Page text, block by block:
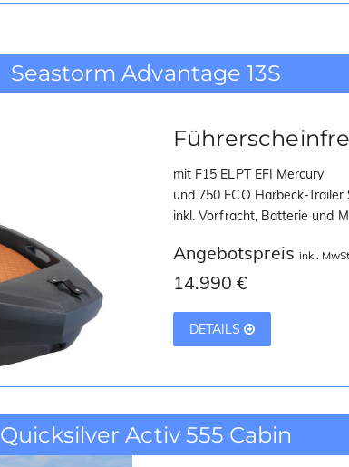
Seastorm Advantage 13S
mit F15 ELPT EFI Mercury
und 750 ECO Harbeck-
inkl. Vorfracht, Batterie und
Angebotspreis inkl.
14.990 €
DETAILS
Quicksilver Activ 555 Cabin